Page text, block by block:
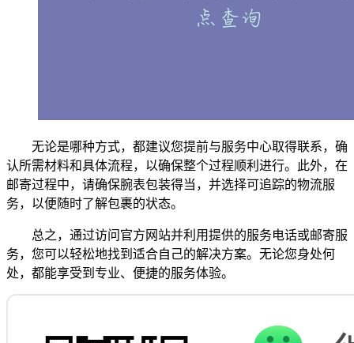
无论是哪种方式，都建议您提前与服务中心取得联系，确
认所需材料和具体流程，以确保整个过程顺利进行。此外，在
邮寄过程中，请确保腕表包装得当，并选择可追踪的物流服
务，以便随时了解包裹的状态。
总之，通过访问官方网站并利用提供的服务电话或邮寄服
务，您可以轻松地找到适合自己的解决方案。无论您身处何
处，都能享受到专业、便捷的服务体验。